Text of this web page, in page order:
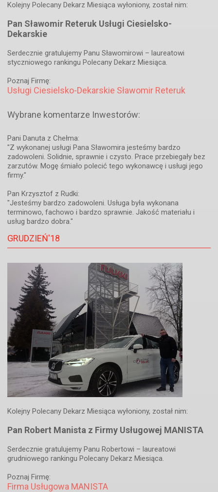
Kolejny Polecany Dekarz Miesiąca wyłoniony, został nim:
Pan Sławomir Reteruk Usługi Ciesielsko-
Dekarskie
Serdecznie gratulujemy Panu Sławomirowi – laureatowi
styczniowego rankingu Polecany Dekarz Miesiąca.
Poznaj Firmę:
Usługi Ciesielsko-Dekarskie Sławomir Reteruk
Wybrane komentarze Inwestorów:
Pani Danuta z Chełma:
"Z wykonanej usługi Pana Sławomira jesteśmy bardzo
zadowoleni. Solidnie, sprawnie i czysto. Prace przebiegały bez
zarzutów. Mogę śmiało polecić tego wykonawcę i usługi jego
firmy."
Pan Krzysztof z Rudki:
"Jesteśmy bardzo zadowoleni. Usługa była wykonana
terminowo, fachowo i bardzo sprawnie. Jakość materiału i
usług bardzo dobra."
GRUDZIEŃ'18
Kolejny Polecany Dekarz Miesiąca wyłoniony, został nim:
Pan Robert Manista z Firmy Usługowej MANISTA
Serdecznie gratulujemy Panu Robertowi – laureatowi
grudniowego rankingu Polecany Dekarz Miesiąca.
Poznaj Firmę:
Firma Usługowa MANISTA